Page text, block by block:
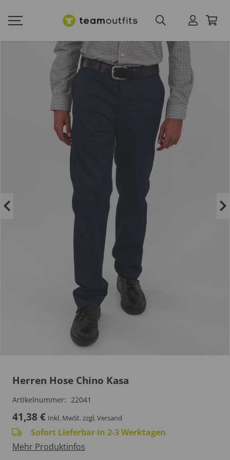
Herren Hose Chino Kasa
Artikelnummer: 22041
41,38 € Inkl. MwSt.zzgl. Versand
Sofort Lieferbar in 2-3 Werktagen
Mehr Produktinfos